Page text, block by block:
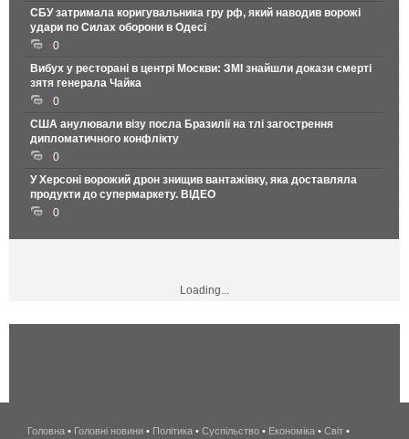
СБУ затримала коригувальника гру рф, який наводив ворожі
удари по Силах оборони в Одесі
0
Вибух у ресторані в центрі Москви: ЗМІ знайшли докази смерті
зятя генерала Чайка
0
США анулювали візу посла Бразилії на тлі загострення
дипломатичного конфлікту
0
У Херсоні ворожий дрон знищив вантажівку, яка доставляла
продукти до супермаркету. ВІДЕО
0
Loading...
беспроводной
Головна • Головні новини • Політика • Суспільство • Економіка • Світ •